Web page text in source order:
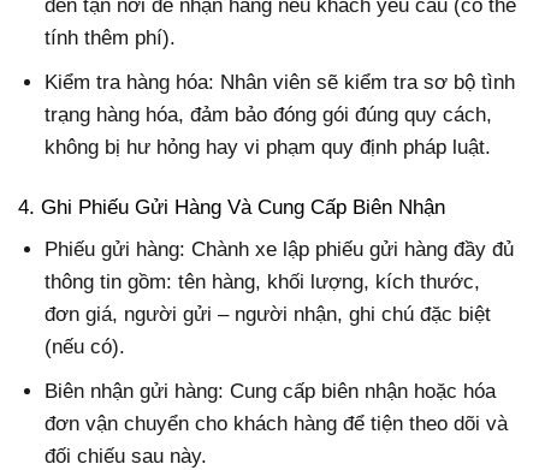
đến tận nơi để nhận hàng nếu khách yêu cầu (có thể
tính thêm phí).
Kiểm tra hàng hóa: Nhân viên sẽ kiểm tra sơ bộ tình
trạng hàng hóa, đảm bảo đóng gói đúng quy cách,
không bị hư hỏng hay vi phạm quy định pháp luật.
4. Ghi Phiếu Gửi Hàng Và Cung Cấp Biên Nhận
Phiếu gửi hàng: Chành xe lập phiếu gửi hàng đầy đủ
thông tin gồm: tên hàng, khối lượng, kích thước,
đơn giá, người gửi – người nhận, ghi chú đặc biệt
(nếu có).
Biên nhận gửi hàng: Cung cấp biên nhận hoặc hóa
đơn vận chuyển cho khách hàng để tiện theo dõi và
đối chiếu sau này.